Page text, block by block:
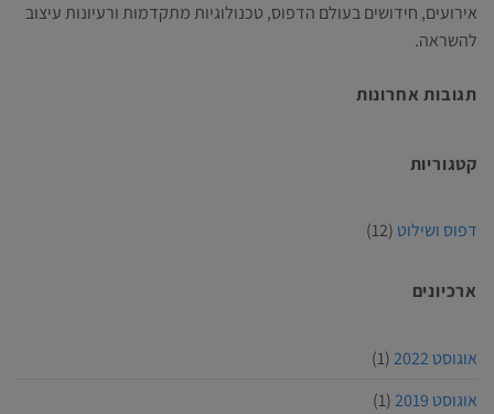
אירועים, חידושים בעולם הדפוס, טכנולוגיות מתקדמות ורעיונות עיצוב
להשראה.
תגובות אחרונות
קטגוריות
דפוס ושילוט (12)
ארכיונים
אוגוסט 2022
(1)
אוגוסט 2019
(1)